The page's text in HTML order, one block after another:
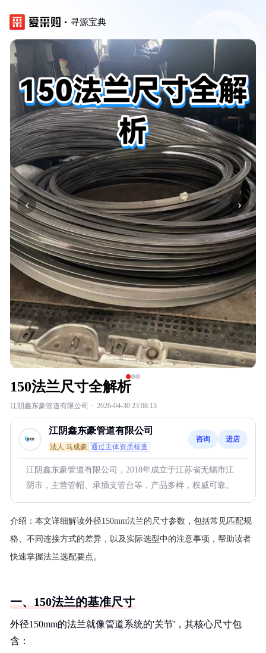
寻源宝典
‹ ›
150法兰尺寸全解析
江阴鑫东豪管道有限公司 · 2026-04-30 23:08:13
江阴鑫东豪管道有限公司
法人:马成豪 通过主体资质核查
咨询 进店
江阴鑫东豪管道有限公司，2018年成立于江苏省无锡市江
阴市，主营管帽、承插支管台等，产品多样，权威可靠。
介绍： 本文详细解读外径150mm法兰的尺寸参数，包括常见匹配规
格、不同连接方式的差异，以及实际选型中的注意事项，帮助读者
快速掌握法兰选配要点。
一、150法兰的基准尺寸
外径150mm的法兰就像管道系统的'关节'，其核心尺寸包
含：